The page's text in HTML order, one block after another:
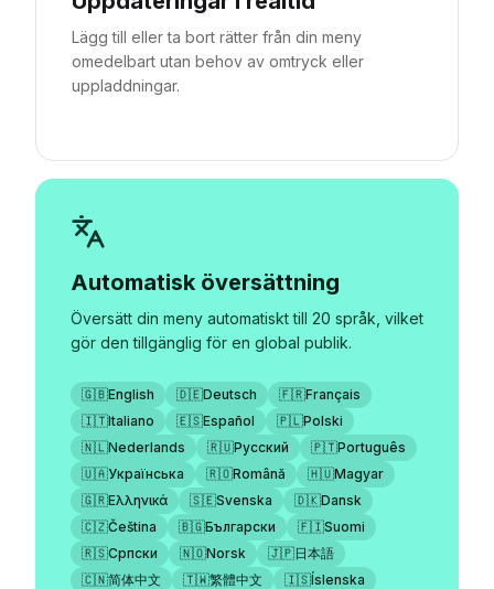
Lägg till eller ta bort rätter från din meny
omedelbart utan behov av omtryck eller
uppladdningar.
Automatisk översättning
Översätt din meny automatiskt till 20 språk, vilket
gör den tillgänglig för en global publik.
🇬🇧English 🇩🇪Deutsch 🇫🇷Français
🇮🇹Italiano 🇪🇸Español 🇵🇱Polski
🇳🇱Nederlands 🇷🇺Русский 🇵🇹Português
🇺🇦Українська 🇷🇴Română 🇭🇺Magyar
🇬🇷Ελληνικά 🇸🇪Svenska 🇩🇰Dansk
🇨🇿Čeština 🇧🇬Български 🇫🇮Suomi
🇷🇸Српски 🇳🇴Norsk 🇯🇵日本語
🇨🇳简体中文 🇹🇼繁體中文 🇮🇸Íslenska